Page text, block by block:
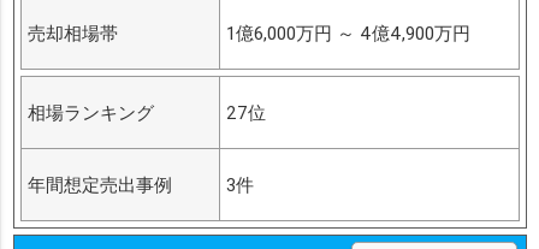
売却相場帯 1億6,000万円 ～ 4億4,900万円
相場ランキング 27位
年間想定売出事例 3件